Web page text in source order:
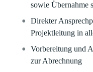
sowie Übernahme
Direkter
Projektleitung in
Vorbereitung und
zur Abrechnung